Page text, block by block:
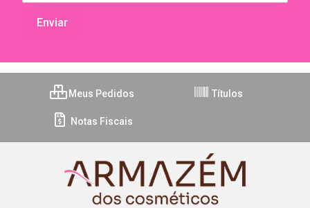
Meus Pedidos Títulos
Notas Fiscais